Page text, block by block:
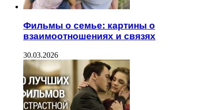
Фильмы о семье: картины о
взаимоотношениях и связях
30.03.2026